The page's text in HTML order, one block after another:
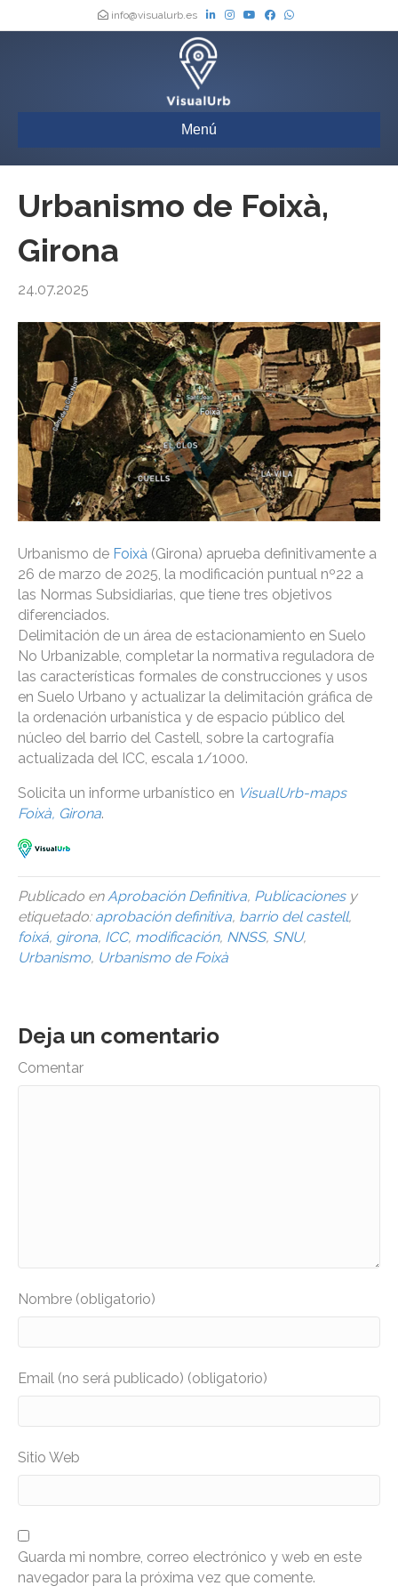
info@visualurb.es
Menú
Urbanismo de Foixà,
Girona
24.07.2025
Urbanismo de Foixà (Girona) aprueba definitivamente a
26 de marzo de 2025, la modificación puntual nº22 a
las Normas Subsidiarias, que tiene tres objetivos
diferenciados.
Delimitación de un área de estacionamiento en Suelo
No Urbanizable, completar la normativa reguladora de
las características formales de construcciones y usos
en Suelo Urbano y actualizar la delimitación gráfica de
la ordenación urbanística y de espacio público del
núcleo del barrio del Castell, sobre la cartografía
actualizada del ICC, escala 1/1000.
Solicita un informe urbanístico en VisualUrb-maps
Foixà, Girona.
Publicado enAprobación Definitiva, Publicacionesy
etiquetado: aprobación definitiva, barrio del castell,
foixá, girona, ICC, modificación, NNSS, SNU,
Urbanismo, Urbanismo de Foixà
Deja un comentario
Comentar
Nombre (obligatorio)
Email (no será publicado) (obligatorio)
Sitio Web
Guarda mi nombre, correo electrónico y web en este
navegador para la próxima vez que comente.